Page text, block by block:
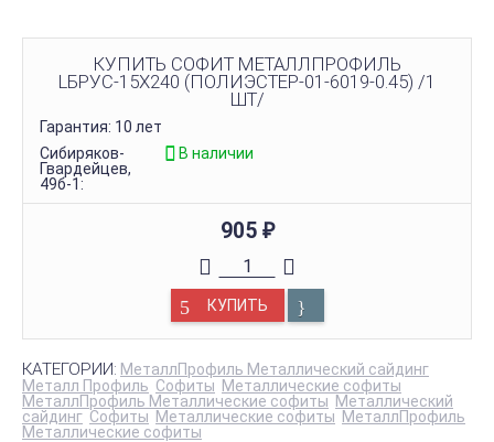
КУПИТЬ СОФИТ МЕТАЛЛПРОФИЛЬ
LБРУС-15Х240 (ПОЛИЭСТЕР-01-6019-0.45) /1
ШТ/
Гарантия: 10 лет
Сибиряков-
Гвардейцев,
49б-1:
В наличии
905 ₽
КУПИТЬ
КАТЕГОРИИ: МеталлПрофиль Металлический сайдинг
Металл Профиль Софиты Металлические софиты
МеталлПрофиль Металлические софиты Металлический
сайдинг Софиты Металлические софиты МеталлПрофиль
Металлические софиты